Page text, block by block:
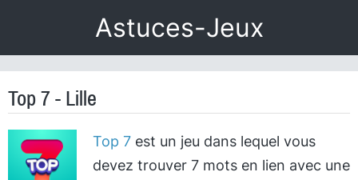
Astuces-Jeux
Top 7 - Lille
Top 7est un jeu dans lequel vous
devez trouver 7 mots en lien avec une